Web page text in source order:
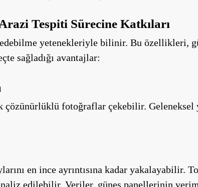
Tespiti Sürecine Katkıları
yetenekleriyle bilinir. Bu özellikleri,
sağladığı avantajlar:
çözünürlüklü fotoğraflar çekebilir.
en ince ayrıntısına kadar yakalayabilir.
edilebilir. Veriler, güneş panellerinin